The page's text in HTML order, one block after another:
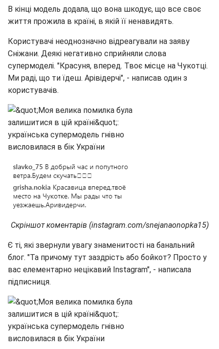
В кінці модель додала, що вона шкодує, що все своє
життя прожила в країні, в якій її ненавидять.
Користувачі неоднозначно відреагували на заяву
Сніжани. Деякі негативно сприйняли слова
супермоделі. "Красуня, вперед. Твоє місце на Чукотці.
Ми раді, що ти їдеш. Арівідерчі", - написав один з
користувачів.
Скріншот коментарів (instagram.com/snejanaonopka15)
Є ті, які звернули увагу знаменитості на банальний
блог. "Та причому тут заздрість або бойкот? Просто у
вас елементарно нецікавий Instagram", - написала
підписниця.